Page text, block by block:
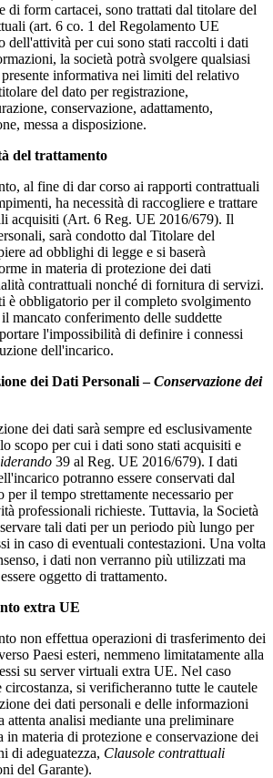
di form cartacei, sono trattati dal titolare del
(art. 6 co. 1 del Regolamento UE
dell'attività per cui sono stati raccolti i dati
la società potrà svolgere qualsiasi
informativa nei limiti del relativo
del dato per registrazione,
conservazione, adattamento,
messa a disposizione.
del trattamento
al fine di dar corso ai rapporti contrattuali
ha necessità di raccogliere e trattare
acquisiti (Art. 6 Reg. UE 2016/679). Il
sarà condotto dal Titolare del
ad obblighi di legge e si baserà
in materia di protezione dei dati
contrattuali nonché di fornitura di servizi.
è obbligatorio per il completo svolgimento
mancato conferimento delle suddette
l'impossibilità di definire i connessi
dell'incarico.
dei Dati Personali –Conservazione dei
dei dati sarà sempre ed esclusivamente
scopo per cui i dati sono stati acquisiti e
39 al Reg. UE 2016/679). I dati
potranno essere conservati dal
per il tempo strettamente necessario per
professionali richieste. Tuttavia, la Società
tali dati per un periodo più lungo per
in caso di eventuali contestazioni. Una volta
i dati non verranno più utilizzati ma
oggetto di trattamento.
extra UE
non effettua operazioni di trasferimento dei
Paesi esteri, nemmeno limitatamente alla
su server virtuali extra UE. Nel caso
circostanza, si verificheranno tutte le cautele
dei dati personali e delle informazioni
attenta analisi mediante una preliminare
in materia di protezione e conservazione dei
di adeguatezza, Clausole contrattuali
del Garante).